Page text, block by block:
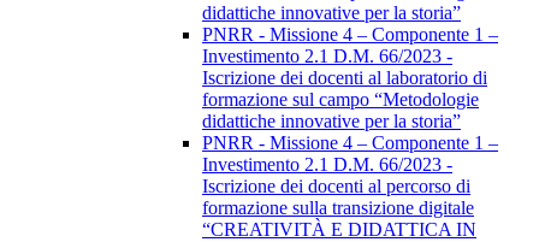
didattiche innovative per la storia”
PNRR - Missione 4 – Componente 1 –
Investimento 2.1 D.M. 66/2023 -
Iscrizione dei docenti al laboratorio di
formazione sul campo “Metodologie
didattiche innovative per la storia”
PNRR - Missione 4 – Componente 1 –
Investimento 2.1 D.M. 66/2023 -
Iscrizione dei docenti al percorso di
formazione sulla transizione digitale
“CREATIVITÀ E DIDATTICA IN